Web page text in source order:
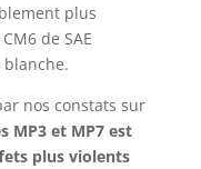
plus
de SAE
nos constats sur
MP3 et MP7 est
plus violents